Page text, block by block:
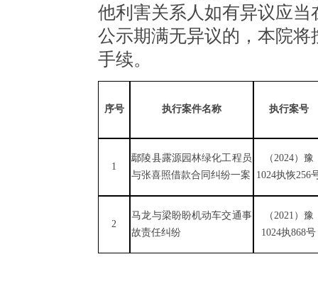
他利害关系人如有异议应
公示期满无异议的，本院
手续。
序号 执行案件名称 执行案号
1
鄢陵县露源园林绿化工程员
与张喜照借款合同纠纷一案
（2024）豫
1024执恢256
2
马龙与梁盼盼机动车交通事
故责任纠纷
（2021）豫
1024执868号